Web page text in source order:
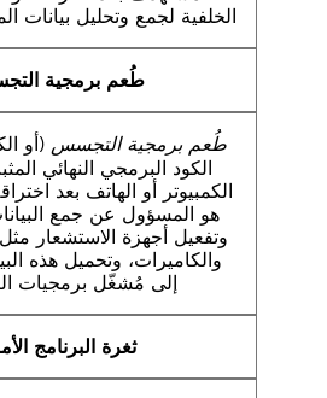
الخلفية لجمع وتحليل بيانات
طُعم برمجية
طُعم برمجية التجسس (أو
الكود البرمجي النهائي
الكمبيوتر أو الهاتف بعد
هو المسؤول عن جمع
وتفعيل أجهزة الاستشعار
والكاميرات، وتحميل هذه
إلى مُشغّل برمجيات
ثغرة البرنامج